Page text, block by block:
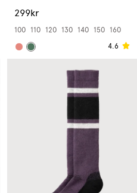
299kr
100 110 120 130 140 150
160
4.6